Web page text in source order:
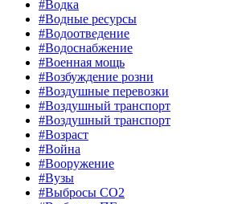
#Водка
#Водные ресурсы
#Водоотведение
#Водоснабжение
#Военная мощь
#Возбуждение розни
#Воздушные перевозки
#Воздушный транспорт
#Воздушный транспорт
#Возраст
#Война
#Вооружение
#Вузы
#Выбросы CO2